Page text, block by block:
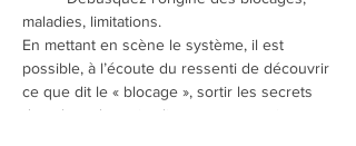
maladies, limitations.
En mettant en scène le système, il est
possible, à l’écoute du ressenti de découvrir
ce que dit le « blocage », sortir les secrets
des placards et ritualiser pour pouvoir